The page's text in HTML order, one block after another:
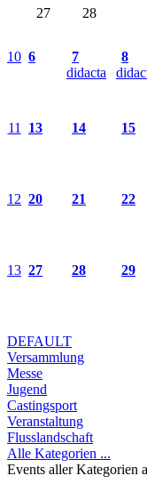
27
28
10 6
7
didacta
8
11 13 14 15
12 20 21 22
13 27 28 29
DEFAULT
Versammlung
Messe
Jugend
Castingsport
Veranstaltung
Flusslandschaft
Alle Kategorien ...
Events aller Kategorien